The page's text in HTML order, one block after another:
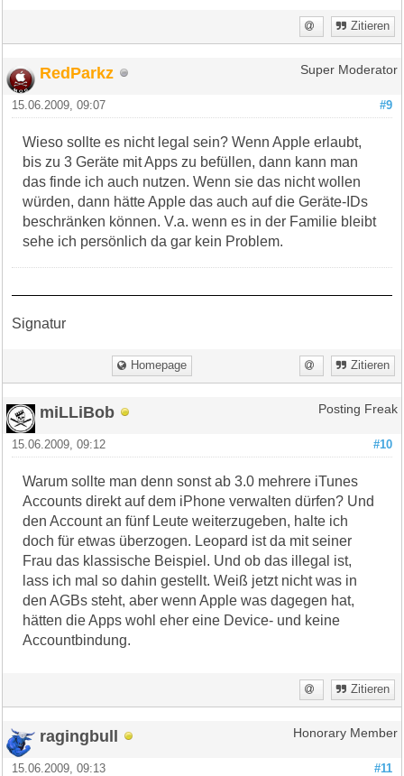
Zitieren
RedParkz Super Moderator
#9
15.06.2009, 09:07
Wieso sollte es nicht legal sein? Wenn Apple erlaubt,
bis zu 3 Geräte mit Apps zu befüllen, dann kann man
das finde ich auch nutzen. Wenn sie das nicht wollen
würden, dann hätte Apple das auch auf die Geräte-IDs
beschränken können. V.a. wenn es in der Familie bleibt
sehe ich persönlich da gar kein Problem.
Signatur
Homepage Zitieren
miLLiBob Posting Freak
#10
15.06.2009, 09:12
Warum sollte man denn sonst ab 3.0 mehrere iTunes
Accounts direkt auf dem iPhone verwalten dürfen? Und
den Account an fünf Leute weiterzugeben, halte ich
doch für etwas überzogen. Leopard ist da mit seiner
Frau das klassische Beispiel. Und ob das illegal ist,
lass ich mal so dahin gestellt. Weiß jetzt nicht was in
den AGBs steht, aber wenn Apple was dagegen hat,
hätten die Apps wohl eher eine Device- und keine
Accountbindung.
Zitieren
ragingbull Honorary Member
#11
15.06.2009, 09:13